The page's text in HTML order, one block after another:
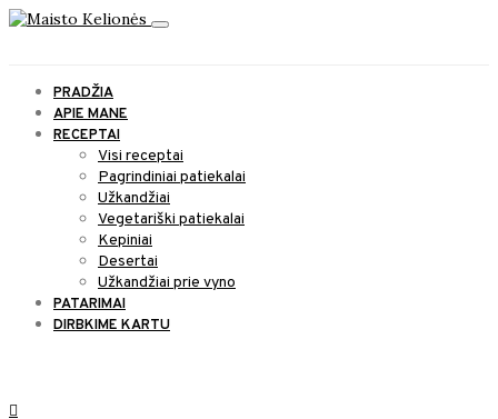
PRADŽIA
APIE MANE
RECEPTAI
Visi receptai
Pagrindiniai patiekalai
Užkandžiai
Vegetariški patiekalai
Kepiniai
Desertai
Užkandžiai prie vyno
PATARIMAI
DIRBKIME KARTU